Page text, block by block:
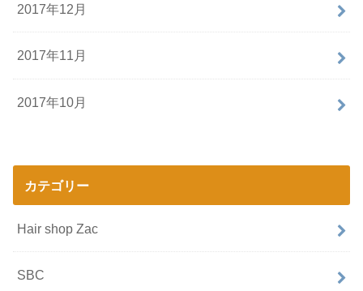
2017年12月
2017年11月
2017年10月
カテゴリー
Hair shop Zac
SBC